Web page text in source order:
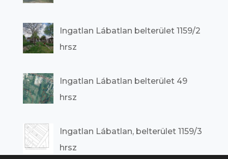
Ingatlan Lábatlan belterület 1159/2
hrsz
Ingatlan Lábatlan belterület 49
hrsz
Ingatlan Lábatlan, belterület 1159/3
hrsz